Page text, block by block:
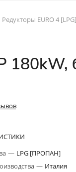
Редукторы EURO 4 [LPG]
— LPG [ПРОПАН]
— Италия